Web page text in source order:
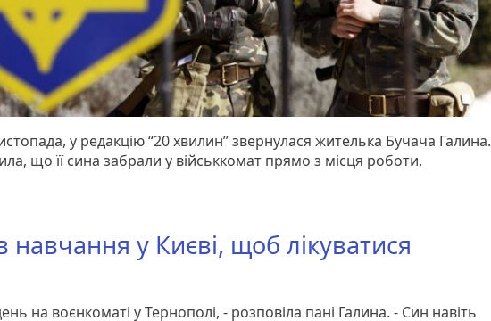
у редакцію “20 хвилин” звернулася жителька Бучача Галина.
що її сина забрали у військкомат прямо з місця роботи.
навчання у Києві, щоб лікуватися
на воєнкоматі у Тернополі, - розповіла пані Галина. - Син навіть